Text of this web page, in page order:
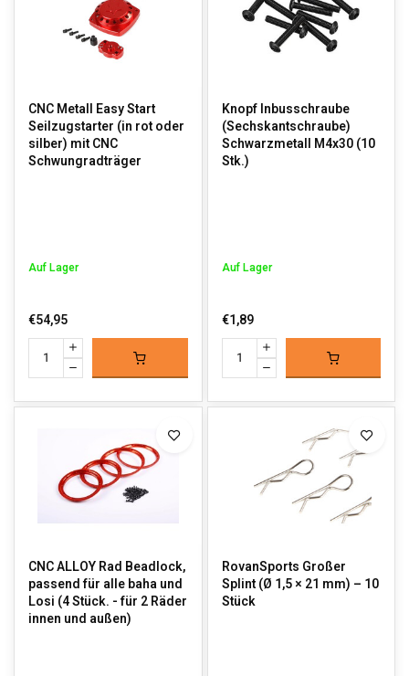
CNC Metall Easy Start
Seilzugstarter (in rot oder
silber) mit CNC
Schwungradträger
Auf Lager
€54,95
Knopf Inbusschraube
(Sechskantschraube)
Schwarzmetall M4x30 (10
Stk.)
Auf Lager
€1,89
CNC ALLOY Rad Beadlock,
passend für alle baha und
Losi (4 Stück. - für 2 Räder
innen und außen)
RovanSports Großer
Splint (Ø 1,5 × 21 mm) – 10
Stück